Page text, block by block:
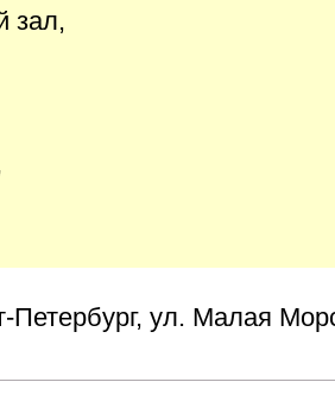
зал,
Петербург, ул. Малая